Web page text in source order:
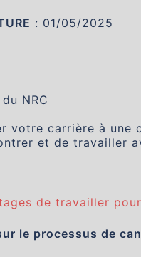
: 01/05/2025
NRC
votre carrière à une
et de travailler
de travailler
le processus de